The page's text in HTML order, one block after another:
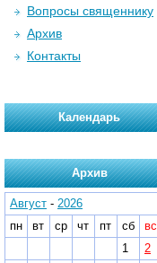
Вопросы священнику
Архив
Контакты
Календарь
Архив
Август - 2026
пн
вт ср чт пт сб
вс
1
2